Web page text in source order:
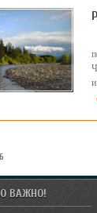
ВАЖНО!